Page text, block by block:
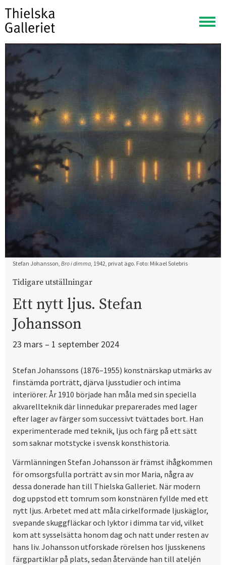
Visa
meny
Stefan Johansson, Bro i dimma , 1942, privat ägo. Foto: Mikael Solebris
Tidigare utställningar
Ett nytt ljus. Stefan
Johansson
23 mars – 1 september 2024
Stefan Johanssons (1876–1955) konstnärskap utmärks av
finstämda porträtt, djärva ljusstudier och intima
interiörer. År 1910 började han måla med sin speciella
akvarellteknik där linnedukar preparerades med lager
efter lager av färger som successivt tvättades bort. Han
experimenterade med teknik, ljus och färg på ett sätt
som saknar motstycke i svensk konsthistoria.
Värmlänningen Stefan Johansson är främst ihågkommen
för omsorgsfulla porträtt av sin mor Maria, några av
dessa donerade han till Thielska Galleriet. När modern
dog uppstod ett tomrum som konstnären fyllde med ett
nytt ljus. Arbetet med att måla cirkelformade ljuskäglor,
svepande skuggfläckar och lyktor i dimma tar vid, vilket
kom att sysselsätta honom dag och natt under resten av
hans liv. Johansson utforskade rörelsen hos ljusskenens
färgpartiklar på plats, sedan återvände han till ateljén